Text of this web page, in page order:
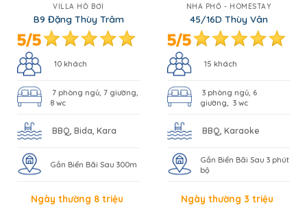
VILLA HỒ BƠI
B9 Đặng Thùy Trâm
10 khách
7 phòng ngủ, 7 giường,
8 wc
BBQ, Bida, Kara
Gần Biển Bãi Sau 300m
Ngày thường 8 triệu
NHÀ PHỐ - HOMESTAY
45/16D Thùy Vân
15 khách
3 phòng ngủ, 6
giường, 3 wc
BBQ, Karaoke
Gần Biển Bãi Sau 3 phút
bộ
Ngày thường 3 triệu